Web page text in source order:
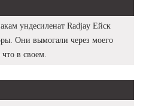
ундесиленат Radjay Ейск
Они вымогали через моего
в своем.